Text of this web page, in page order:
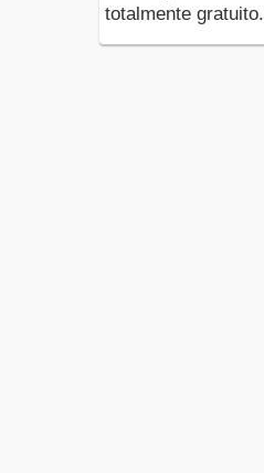
totalmente gratuito.